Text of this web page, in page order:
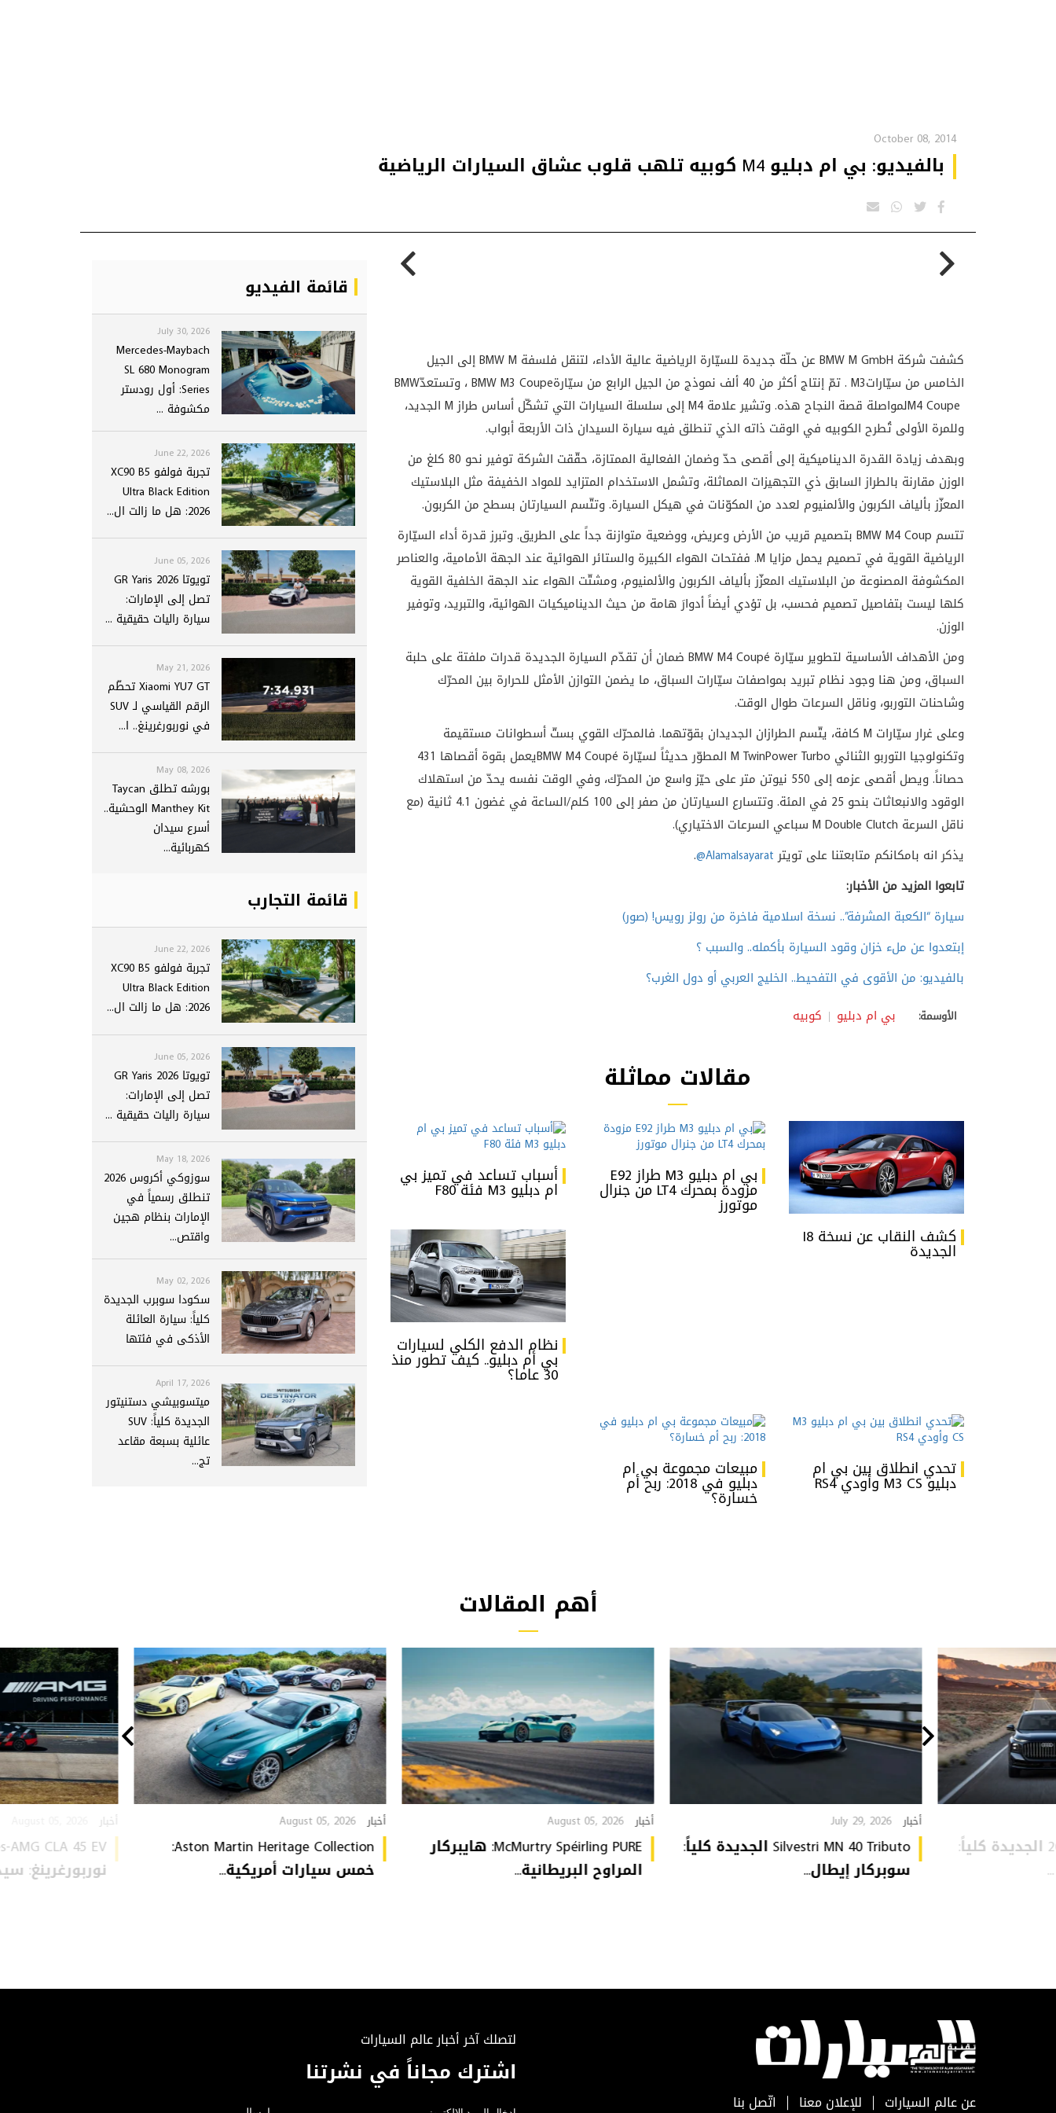
October 08, 2014
بالفيديو: بي ام دبليو M4 كوبيه تلهب قلوب عشاق السيارات الرياضية
كشفت شركة BMW M GmbH عن حلّة جديدة للسيّارة الرياضية عالية الأداء، لتنقل فلسفة BMW Mإلى الجيل
الخامس من سيّاراتM3 . تمّ إنتاج أكثر من 40 ألف نموذج من الجيل الرابع من سيّارة BMW M3 Coupe، وتستعدّBMW
M4 Coupeلمواصلة قصة النجاح هذه. وتشير علامة M4إلى سلسلة السيارات التي تشكّل أساس طرازM الجديد،
وللمرة الأولى تُطرح الكوبيه في الوقت ذاته الذي تنطلق فيه سيارة السيدان ذات الأربعة أبواب.
وبهدف زيادة القدرة الديناميكية إلى أقصى حدّ وضمان الفعالية الممتازة، حقّقت الشركة توفير نحو 80 كلغ من
الوزن مقارنة بالطراز السابق ذي التجهيزات المماثلة، وتشمل الاستخدام المتزايد للمواد الخفيفة مثل البلاستيك
المعزّز بألياف الكربون والألمنيوم لعدد من المكوّنات في هيكل السيارة. وتتّسم السيارتان بسطح من الكربون.
تتسم BMW M4 Coup بتصميم قريب من الأرض وعريض، ووضعية متوازنة جداً على الطريق. وتبرز قدرة أداء السيّارة
الرياضية القوية في تصميم يحمل مزايا M. ففتحات الهواء الكبيرة والستائر الهوائية عند الجهة الأمامية، والعناصر
المكشوفة المصنوعة من البلاستيك المعزّز بألياف الكربون والألمنيوم، ومشتّت الهواء عند الجهة الخلفية القوية
كلها ليست بتفاصيل تصميم فحسب، بل تؤدي أيضاً أدوارَ هامة من حيث الديناميكيات الهوائية، والتبريد، وتوفير
الوزن.
ومن الأهداف الأساسية لتطوير سيّارة BMW M4 Coupé ضمان أن تقدّم السيارة الجديدة قدرات ملفتة على حلبة
السباق، ومن هنا وجود نظام تبريد بمواصفات سيّارات السباق، ما يضمن التوازن الأمثل للحرارة بين المحرّك
وشاحنات التوربو، وناقل السرعات طوال الوقت.
وعلى غرار سيّارات M كافة، يتّسم الطرازان الجديدان بقوّتهما. فالمحرّك القوي بستّ أسطوانات مستقيمة
وتكنولوجيا التوربو الثنائي M TwinPower Turbo المطوّر حديثاً لسيّارة BMW M4 Coupé
يعمل بقوة أقصاها 431
حصاناً. ويصل أقصى عزمه إلى 550 نيوتن متر على حيّز واسع من المحرّك، وفي الوقت نفسه يحدّ من استهلاك
الوقود والانبعاثات بنحو 25 في المئة. وتتسارع السيارتان من صفر إلى 100 كلم/الساعة في غضون 4.1 ثانية (مع
ناقل السرعة M Double Clutch سباعي السرعات الاختياري).
يذكر انه بامكانكم متابعتنا على تويتر@Alamalsayarat
.
تابعوا المزيد من الأخبار:
سيارة “الكعبة المشرفة”.. نسخة اسلامية فاخرة من رولز رويس! (صور)
إبتعدوا عن ملء خزان وقود السيارة بأكمله.. والسبب ؟
بالفيديو: من الأقوى في التفحيط.. الخليج العربي أو دول الغرب؟
الأوسمة: بي ام دبليو كوبيه
مقالات مماثلة
كشف النقاب عن نسخة I8
الجديدة
بي ام دبليو M3 طراز E92
مزودة بمحرك LT4 من جنرال
موتورز
أسباب تساعد في تميز بي
ام دبليو M3 فئة F80
نظام الدفع الكلي لسيارات
بي أم دبليو.. كيف تطور منذ
30 عاما؟
تحدي انطلاق بين بي ام
دبليو M3 CS وأودي RS4
مبيعات مجموعة بي ام
دبليو في 2018: ربح أم
خسارة؟
قائمة الفيديو
July 30, 2026
Mercedes-Maybach
SL 680 Monogram
Series: أول رودستر
مكشوفة ...
June 22, 2026
تجربة فولفو XC90 B5
Ultra Black Edition
2026: هل ما زالت ال...
June 05, 2026
تويوتا GR Yaris 2026
تصل إلى الإمارات:
سيارة راليات حقيقية ...
May 21, 2026
Xiaomi YU7 GT تحطّم
الرقم القياسي لـ SUV
في نوربورغرينغ.. ا...
May 08, 2026
بورشه تطلق Taycan
Manthey Kit الوحشية..
أسرع سيدان
كهربائية...
قائمة التجارب
June 22, 2026
تجربة فولفو XC90 B5
Ultra Black Edition
2026: هل ما زالت ال...
June 05, 2026
تويوتا GR Yaris 2026
تصل إلى الإمارات:
سيارة راليات حقيقية ...
May 18, 2026
سوزوكي أكروس 2026
تنطلق رسمياً في
الإمارات بنظام هجين
واقتص...
May 02, 2026
سكودا سوبرب الجديدة
كلياً: سيارة العائلة
الأذكى في فئتها
April 17, 2026
ميتسوبيشي دستنيتور
الجديدة كلياً: SUV
عائلية بسبعة مقاعد
تج...
أهم المقالات
Audi Q9 موديل 2027 الجديدة كلياً:
أخبار July 29, 2026
Silvestri MN 40 Tributo الجديدة كلياً:
سوبركار إيطال...
أخبار August 05, 2026
McMurtry Spéirling PURE: هايبركار
المراوح البريطانية...
أخبار August 05, 2026
Aston Martin Heritage Collection:
خمس سيارات أمريكية...
أخبار
نوربورغرينغ:
عن عالم السيارات للإعلان معنا اتّصل بنا
لتصلك آخر أخبار عالم السيارات
اشترك مجاناً في نشرتنا